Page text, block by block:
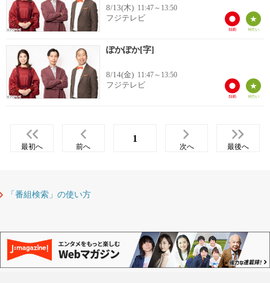
8/13(木) 11:47～13:50
フジテレビ
ぽかぽか[字]
8/14(金) 11:47～13:50
フジテレビ
最初へ 前へ
1
次へ 最後へ
「番組検索」の使い方